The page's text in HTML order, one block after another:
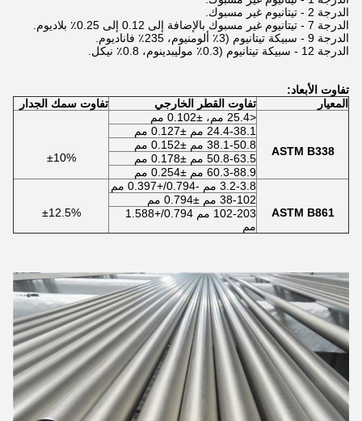
الدرجة 2 - تيتانيوم غير مسبوك.
الدرجة 7 - تيتانيوم غير مسبوك بالإضافة إلى 0.12 إلى 0.25٪ بلاديوم.
الدرجة 9 - سبيكة تيتانيوم (3٪ ألومنيوم، 235٪ فاناديوم.
الدرجة 12 - سبيكة تيتانيوم (0.3٪ موليبدينوم، 0.8٪ نيكل.
تفاوت الأبعاد:
المعيار
تفاوت القطر الخارجي تفاوت سمك الجدار
ASTM B338
<25.4 مم، ±0.102 مم
±10%
24.4-38.1 مم ±0.127 مم
38.1-50.8 مم ±0.152 مم
50.8-63.5 مم ±0.178 مم
60.3-88.9 مم ±0.254 مم
ASTM B861
3.2-3.8 مم -0.794/+0.397 مم
±12.5%
38-102 مم ±0.794 مم
102-203 مم 0.794/+1.588
مم